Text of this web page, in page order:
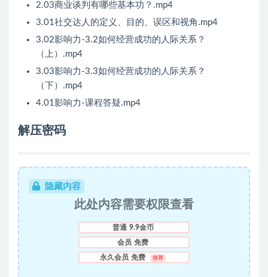
2.03商业谈判有哪些基本功？.mp4
3.01社交达人的定义、目的、误区和视角.mp4
3.02影响力-3.2如何经营成功的人际关系？
（上）.mp4
3.03影响力-3.3如何经营成功的人际关系？
（下）.mp4
4.01影响力-课程答疑.mp4
解压密码
隐藏内容
此处内容需要权限查看
普通 9.9金币
会员 免费
永久会员 免费 推荐